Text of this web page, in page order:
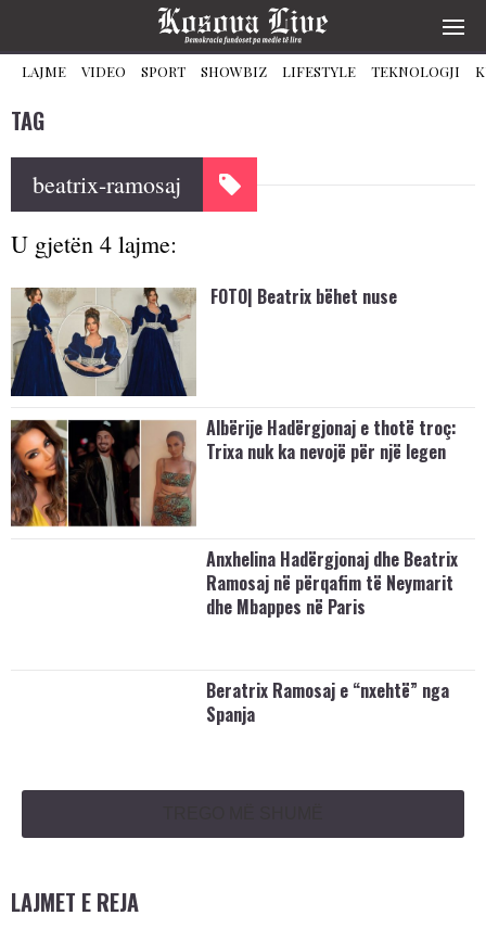
LAJME VIDEO SPORT SHOWBIZ LIFESTYLE TEKNOLOGJI
TAG
beatrix-ramosaj
U gjetën 4 lajme:
FOTO| Beatrix bëhet nuse
Albërije Hadërgjonaj e thotë troç:
Trixa nuk ka nevojë për një legen
Anxhelina Hadërgjonaj dhe Beatrix
Ramosaj në përqafim të Neymarit
dhe Mbappes në Paris
Beratrix Ramosaj e “nxehtë” nga
Spanja
LAJMET E REJA